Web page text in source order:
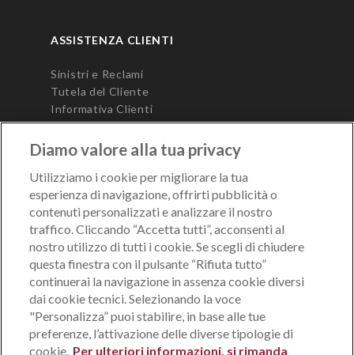
ASSISTENZA CLIENTI
Sinistri e Reclami
Tutela del Cliente
Informativa Clienti
Modulo Unico Precontrattuale (MUP)
Lavora con noi
Sito di Gruppo
Dati legali società di PIB Group Italia
Diamo valore alla tua privacy
Utilizziamo i cookie per migliorare la tua
esperienza di navigazione, offrirti pubblicità o
contenuti personalizzati e analizzare il nostro
traffico. Cliccando “Accetta tutti”, acconsenti al
nostro utilizzo di tutti i cookie. Se scegli di chiudere
questa finestra con il pulsante “Rifiuta tutto”
continuerai la navigazione in assenza cookie diversi
dai cookie tecnici. Selezionando la voce
"Personalizza” puoi stabilire, in base alle tue
preferenze, l’attivazione delle diverse tipologie di
cookie. Per ulteriori informazioni, si rimanda